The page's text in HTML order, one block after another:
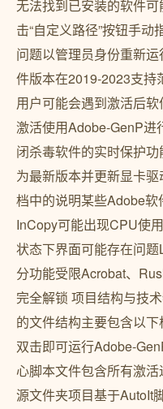
无法找到已安装的软件
击“自定义路径”按钮手
问题以管理员身份重新
件版本在2019-2023支持
用户可能会遇到激活后
激活使用Adobe-GenP进
闭杀毒软件的实时保护
为最新版本并更新显卡
档中的说明某些Adobe
InCopy可能出现CPU使
状态下界面可能存在问
分功能受限Acrobat、
完全解锁 项目结构与技
的文件结构主要包含以
双击即可运行Adobe-
心脚本文件包含所有激
源文件夹项目基于AutoIt